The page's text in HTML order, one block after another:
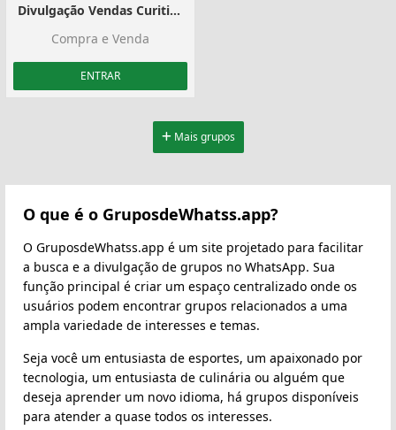
Divulgação Vendas Curitiba e Região
Compra e Venda
ENTRAR
Mais grupos
O que é o GruposdeWhatss.app?
O GruposdeWhatss.app é um site projetado para facilitar
a busca e a divulgação de grupos no WhatsApp. Sua
função principal é criar um espaço centralizado onde os
usuários podem encontrar grupos relacionados a uma
ampla variedade de interesses e temas.
Seja você um entusiasta de esportes, um apaixonado por
tecnologia, um entusiasta de culinária ou alguém que
deseja aprender um novo idioma, há grupos disponíveis
para atender a quase todos os interesses.